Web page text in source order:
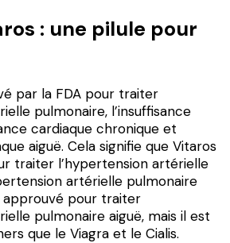
: une pilule pour
par la FDA pour traiter
pulmonaire, l’insuffisance
cardiaque chronique et
aiguë. Cela signifie que Vitaros
traiter l’hypertension artérielle
artérielle pulmonaire
approuvé pour traiter
pulmonaire aiguë, mais il est
que le Viagra et le Cialis.